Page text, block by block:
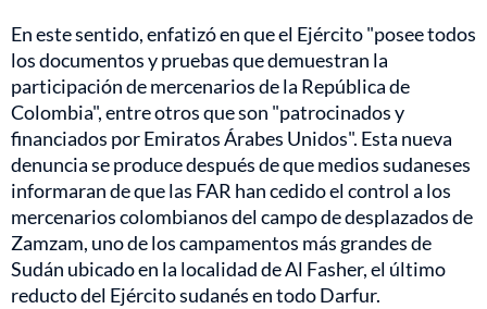
En este sentido, enfatizó en que el Ejército "posee todos
los documentos y pruebas que demuestran la
participación de mercenarios de la República de
Colombia", entre otros que son "patrocinados y
financiados por Emiratos Árabes Unidos". Esta nueva
denuncia se produce después de que medios sudaneses
informaran de que las FAR han cedido el control a los
mercenarios colombianos del campo de desplazados de
Zamzam, uno de los campamentos más grandes de
Sudán ubicado en la localidad de Al Fasher, el último
reducto del Ejército sudanés en todo Darfur.